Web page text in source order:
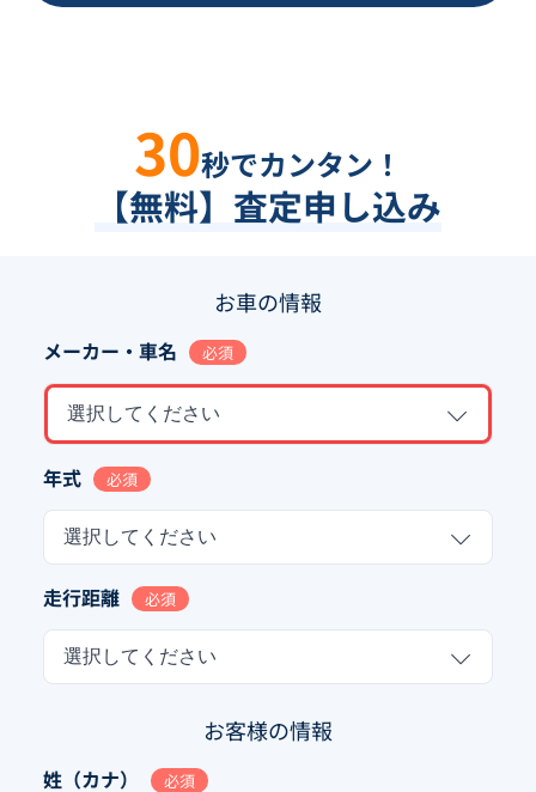
30秒でカンタン！
【無料】査定申し込み
お車の情報
メーカー・車名 必須
選択してください
年式 必須
選択してください
走行距離 必須
選択してください
お客様の情報
姓（カナ） 必須